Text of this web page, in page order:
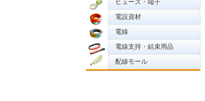
ヒューズ・端子
電設資材
電線
電線支持・結束用品
配線モール